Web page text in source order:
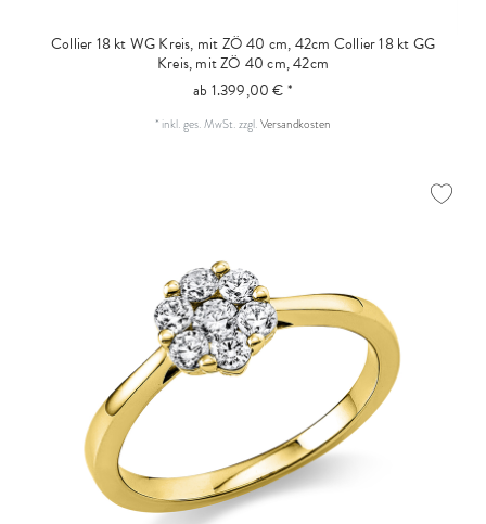
Collier 18 kt WG Kreis, mit ZÖ 40 cm, 42cm Collier 18 kt GG
Kreis, mit ZÖ 40 cm, 42cm
ab 1.399,00 € *
* inkl. ges. MwSt.zzgl.Versandkosten